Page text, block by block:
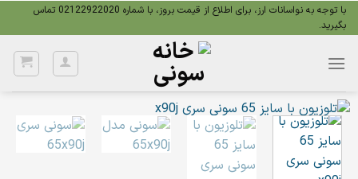
Skip
با توجه به نواسانات ارز، برای اطلاع از قیمت بروز، با شماره 02122922020 تماس
بگیرید.